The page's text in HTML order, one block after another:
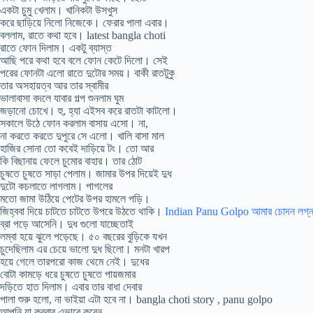
একটা চুমু খেলাম। খানিকটা উসখুস
করে ছাড়িয়ে নিলো নিজেকে। ফেরার পালা এবার।
বললাম, রাতে কথা হবে। latest bangla choti
রাতে ফোন দিলাম। একটু ব্যাস্ত
আছি পরে কথা হবে বলে ফোন কেটে দিলো। সেই
পরের ফোনটা এলো রাতে দুটোর সময়। বাকী রাতটুকু
তার অসহায়ত্ব আর তার স্বামীর
ভালাবাসা বদলে যাবার গল্প শুনলাম ঘুম
জড়ানো চোখে। হু, হ্যা এইসব করে রাতটা কাটলো।
সকালে উঠে ফোন করলাম বাসায় এসো। না,
না করতে করতে দুপুরে সে এলো। খালি বাসা মাল
হাজির সোনা তো কবেই দাড়িয়ে টং। তো আর
কি বিছানায় ফেলে চুমোর বাহার। তার ঠোট
চুষতে চুষতে সাড়া পেলাম। জামার উপর দিয়েই দুধ
দুটো কচলাতে লাগলাম। পাগলের
মতো জামা উঠিয়ে পেটের উপর হামলে পড়ি।
জিহ্ববা দিয়ে চাটতে চাটতে উপরে উঠতে থাকি। Indian Panu Golpo আমার চোদন লগ্ন
ব্রা পড়ে আসেনি। দুধ গুলো যাচ্ছেতাই
লম্বা হয়ে ঝুলে পড়েছে। ৫০ বছরের বুড়িকে যখন
চুদেছিলাম এর চেয়ে ভালো দুধ ছিলো। মনটা খারপ
হয়ে গেলে তারপরো কাজ থেমে নেই। দুধের
বোটা কামড়ে ধরে চুষতে চুষতে পায়জমার
দড়িতে হাত দিলাম। এবার তার বাধা দেবার
পালা শুরু হলো, না ভাইয়া এটা হবে না। bangla choti story , panu golpo